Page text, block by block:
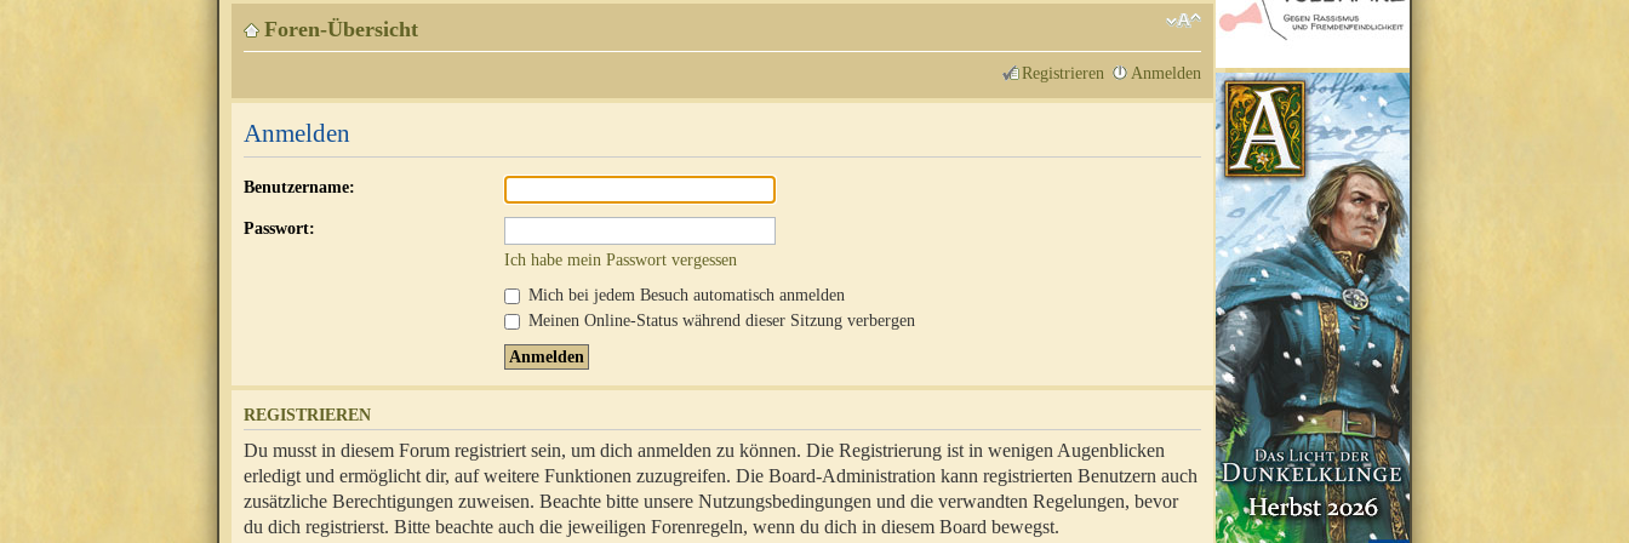
Foren-Übersicht
Registrieren Anmelden
Anmelden
Benutzername:
Passwort:
Ich habe mein Passwort vergessen
Mich bei jedem Besuch automatisch anmelden
Meinen Online-Status während dieser Sitzung verbergen
REGISTRIEREN
Du musst in diesem Forum registriert sein, um dich anmelden zu können. Die Registrierung ist in wenigen Augenblicken
erledigt und ermöglicht dir, auf weitere Funktionen zuzugreifen. Die Board-Administration kann registrierten Benutzern auch
zusätzliche Berechtigungen zuweisen. Beachte bitte unsere Nutzungsbedingungen und die verwandten Regelungen, bevor
du dich registrierst. Bitte beachte auch die jeweiligen Forenregeln, wenn du dich in diesem Board bewegst.